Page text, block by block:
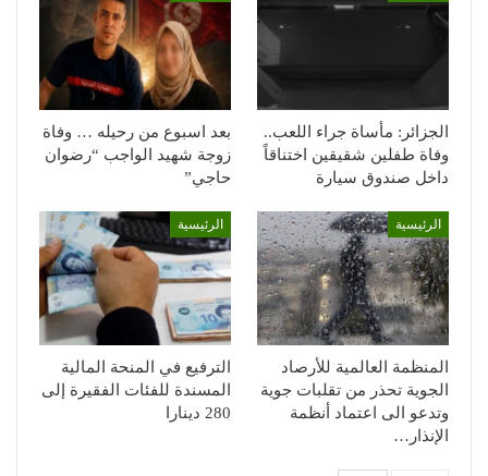
الجزائر: مأساة جراء اللعب..
وفاة طفلين شقيقين اختناقاً
داخل صندوق سيارة
بعد اسبوع من رحيله … وفاة
زوجة شهيد الواجب “رضوان
حاجي”
الرئيسية
المنظمة العالمية للأرصاد
الجوية تحذر من تقلبات جوية
وتدعو الى اعتماد أنظمة
الإنذار…
الرئيسية
الترفيع في المنحة المالية
المسندة للفئات الفقيرة إلى
280 دينارا